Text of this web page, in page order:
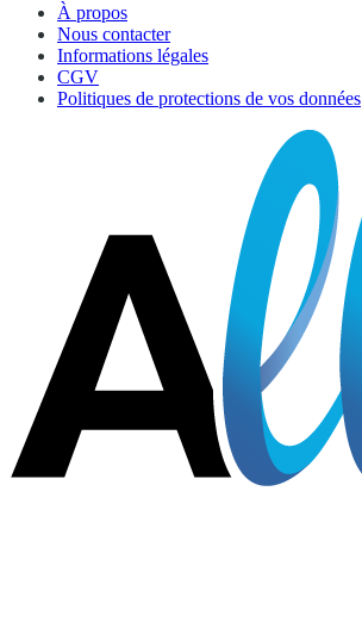
À propos
Nous contacter
Informations légales
CGV
Politiques de protections de vos données